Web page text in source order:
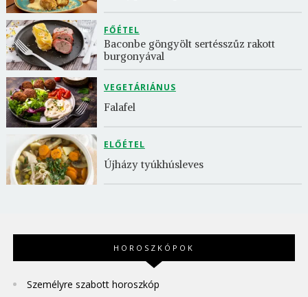
FŐÉTEL
Baconbe göngyölt sertésszűz rakott
burgonyával
VEGETÁRIÁNUS
Falafel
ELŐÉTEL
Újházy tyúkhúsleves
HOROSZKÓPOK
Személyre szabott horoszkóp